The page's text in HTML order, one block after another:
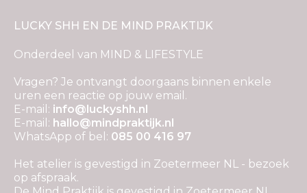
LUCKY SHH EN DE MIND PRAKTIJK
Onderdeel van MIND & LIFESTYLE
Vragen? Je ontvangt doorgaans binnen enkele
uren een reactie op jouw email.
E-mail: info@luckyshh.nl
E-mail: hallo@mindpraktijk.nl
WhatsApp of bel: 085 00 416 97
Het atelier is gevestigd in Zoetermeer NL - bezoek
op afspraak.